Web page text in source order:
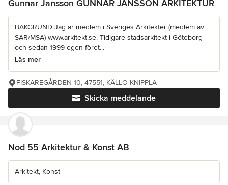
Gunnar Jansson GUNNAR JANSSON ARKITEKTUR
BAKGRUND Jag är medlem i Sveriges Arkitekter (medlem av
SAR/MSA) www.arkitekt.se. Tidigare stadsarkitekt i Göteborg
och sedan 1999 egen föret...
Läs mer
Skicka meddelande
FISKAREGÅRDEN 10, 47551, KÄLLÖ KNIPPLA
Nod 55 Arkitektur & Konst AB
Arkitekt, Konst